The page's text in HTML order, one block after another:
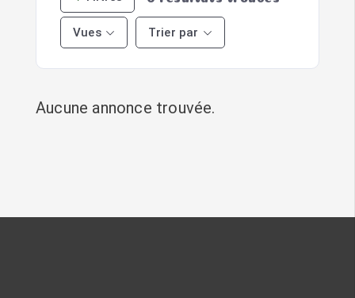
Vues Trier par
Aucune annonce trouvée.